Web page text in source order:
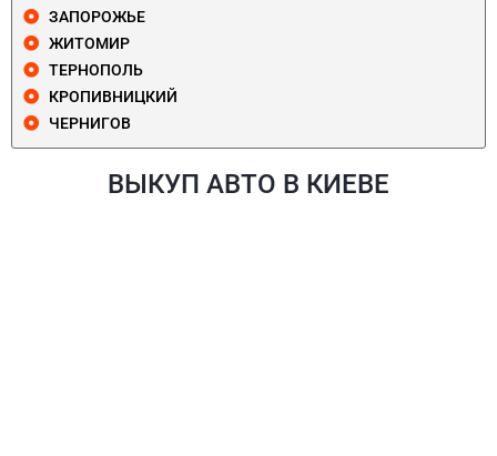
ЗАПОРОЖЬЕ
ЖИТОМИР
ТЕРНОПОЛЬ
КРОПИВНИЦКИЙ
ЧЕРНИГОВ
ВЫКУП АВТО В КИЕВЕ